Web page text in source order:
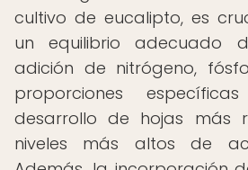
cultivo de eucalipto, es
un equilibrio adecuado
adición de nitrógeno,
proporciones
desarrollo de hojas más
niveles más altos de